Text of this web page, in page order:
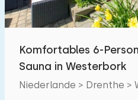
Komfortables 6-
Sauna in Westerbork
Niederlande > Drenthe >